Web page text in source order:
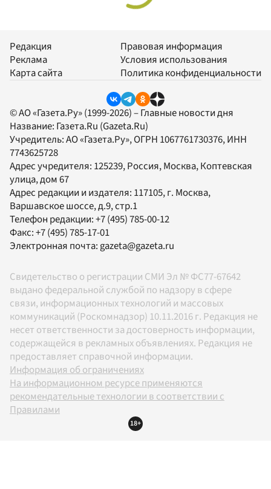
Редакция
Реклама
Карта сайта
Правовая информация
Условия использования
Политика конфиденциальности
© АО «Газета.Ру» (1999-2026) – Главные новости дня
Название: Газета.Ru (Gazeta.Ru)
Учредитель:АО «Газета.Ру», ОГРН 1067761730376, ИНН
7743625728
Адрес учредителя: 125239, Россия, Москва, Коптевская
улица, дом 67
Адрес редакции и издателя: 117105, г. Москва,
Варшавское шоссе, д.9, стр.1
Телефон редакции:+7 (495) 785-00-12
Факс:+7 (495) 785-17-01
Электронная почта:gazeta@gazeta.ru
Свидетельство о регистрации СМИ Эл № ФС77-67642
выдано федеральной службой по надзору в сфере
связи, информационных технологий и массовых
коммуникаций (Роскомнадзор) 10.11.2016 г. Редакция не
несет ответственности за достоверность информации,
содержащейся в рекламных объявлениях. Редакция не
предоставляет справочной информации.
Информация об ограничениях
На информационном ресурсе применяются
рекомендательные технологии в соответствии с
Правилами
18+